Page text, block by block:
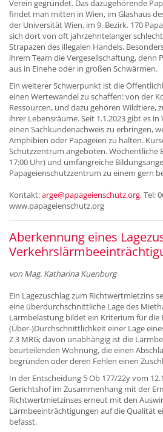
Verein gegründet. Das dazugehörende
findet man mitten in Wien, im Glashaus
der Universität Wien, im 9. Bezirk. 170
sich dort von oft jahrzehntelanger
Strapazen des illegalen Handels.
ihrem Team die Vergesellschaftung, denn
aus in Einehe oder in großen Schwärmen.
Ein weiterer Schwerpunkt ist die
einen Wertewandel zu schaffen: von der
Ressourcen, und dazu gehören Wildtiere,
ihrer Lebensräume. Seit 1.1.2023 gibt es
einen Sachkundenachweis zu erbringen,
Amphibien oder Papageien zu halten.
Schutzzentrum angeboten. Wöchentliche
17:00 Uhr) und umfangreiche
Papageienschutzzentrum zu einem gern
Kontakt:arge@papageienschutz.org, Tel:
www.papageienschutz.org
Aberkennung eines
von Mag. Katharina Kuenburg
Ein Lagezuschlag zum Richtwertmietzins
eine überdurchschnittliche Lage des
Lärmbelastung bildet ein Kriterium für die
(Über-)Durchschnittlichkeit einer Lage
Z 3 MRG; davon unabhängig ist die
beurteilenden Wohnung, die einen
begründen oder deren Fehlen einen
In der Entscheidung 5 Ob 177/22y vom
Gerichtshof im Zusammenhang mit der
Richtwertmietzinses erneut mit den
Lärmbeeinträchtigungen auf die Qualität
befasst.